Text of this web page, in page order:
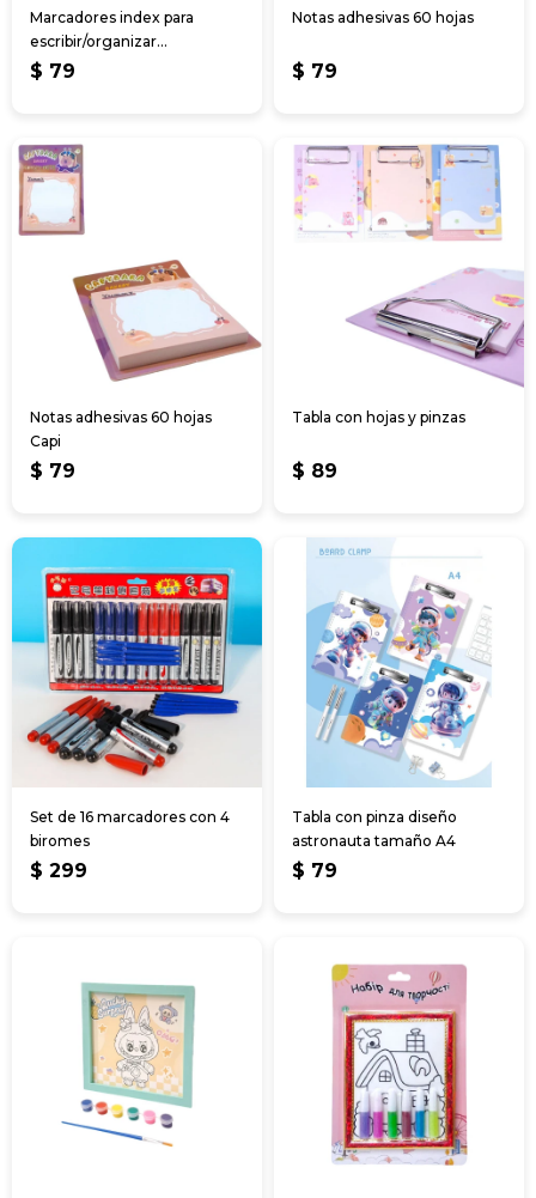
Marcadores index para
escribir/organizar
archivos/notas
$ 79
Notas adhesivas 60 hojas
$ 79
Notas adhesivas 60 hojas
Capi
$ 79
Tabla con hojas y pinzas
$ 89
Set de 16 marcadores con 4
biromes
$ 299
Tabla con pinza diseño
astronauta tamaño A4
$ 79